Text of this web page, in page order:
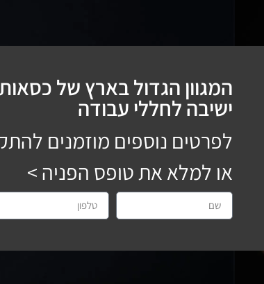
המגוון הגדול בארץ של
ישיבה לחללי עבודה
לפרטים נוספים מוזמנים
או למלא את טופס הפניה >